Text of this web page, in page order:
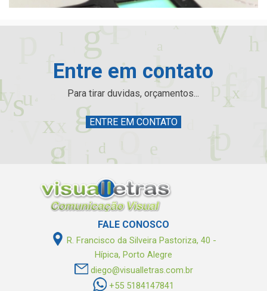
Entre em contato
Para tirar duvidas, orçamentos...
ENTRE EM CONTATO
FALE CONOSCO
R. Francisco da Silveira Pastoriza, 40 -
Hípica, Porto Alegre
diego@visualletras.com.br
+55 5184147841